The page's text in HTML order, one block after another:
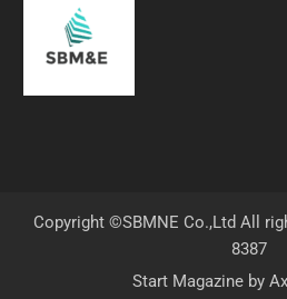
Copyright ©SBMNE Co.,Ltd All
8387
Start Magazine by